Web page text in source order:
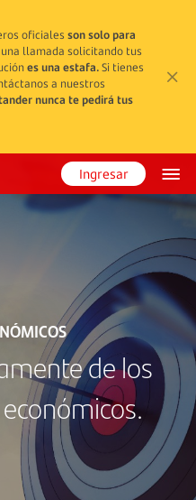
oficiales son solo para
una llamada solicitando tus
es una estafa.Si tienes
a nuestros
nunca te pedirá tus
Ingresar
de los